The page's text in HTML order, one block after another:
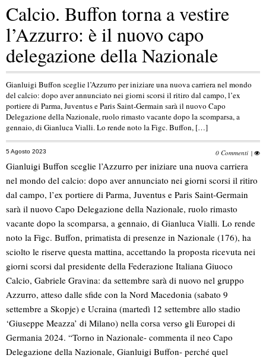
Calcio. Buffon torna a vestire
l’Azzurro: è il nuovo capo
delegazione della Nazionale
Gianluigi Buffon sceglie l’Azzurro per iniziare una nuova carriera nel mondo
del calcio: dopo aver annunciato nei giorni scorsi il ritiro dal campo, l’ex
portiere di Parma, Juventus e Paris Saint-Germain sarà il nuovo Capo
Delegazione della Nazionale, ruolo rimasto vacante dopo la scomparsa, a
gennaio, di Gianluca Vialli. Lo rende noto la Figc. Buffon, […]
5 Agosto 2023 0 Commenti |
Gianluigi Buffon sceglie l’Azzurro per iniziare una nuova carriera
nel mondo del calcio: dopo aver annunciato nei giorni scorsi il ritiro
dal campo, l’ex portiere di Parma, Juventus e Paris Saint-Germain
sarà il nuovo Capo Delegazione della Nazionale, ruolo rimasto
vacante dopo la scomparsa, a gennaio, di Gianluca Vialli. Lo rende
noto la Figc. Buffon, primatista di presenze in Nazionale (176), ha
sciolto le riserve questa mattina, accettando la proposta ricevuta nei
giorni scorsi dal presidente della Federazione Italiana Giuoco
Calcio, Gabriele Gravina: da settembre sarà di nuovo nel gruppo
Azzurro, atteso dalle sfide con la Nord Macedonia (sabato 9
settembre a Skopje) e Ucraina (martedì 12 settembre allo stadio
‘Giuseppe Meazza’ di Milano) nella corsa verso gli Europei di
Germania 2024. “Torno in Nazionale- commenta il neo Capo
Delegazione della Nazionale, Gianluigi Buffon- perché quel